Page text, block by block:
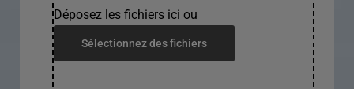
Déposez les fichiers ici ou
Sélectionnez des fichiers